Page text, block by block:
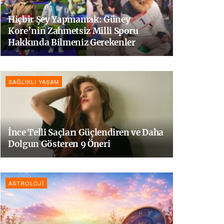
Hiçbir Şey Yapmamak: Güney
Kore’nin Zahmetsiz Milli Sporu
Hakkında Bilmeniz Gerekenler
SAĞLIKLI YAŞAM
İnce Telli Saçları Güçlendiren ve Daha
Dolgun Gösteren 9 Öneri
ASTROLOJI